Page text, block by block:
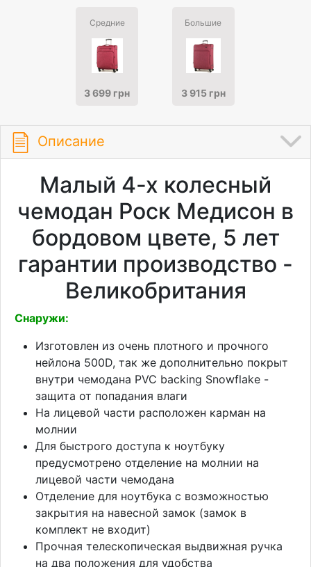
Средние
3 699 грн
Большие
3 915 грн
Описание
Малый 4-х колесный
чемодан Роск Медисон в
бордовом цвете, 5 лет
гарантии производство -
Великобритания
Снаружи:
Изготовлен из очень плотного и прочного
нейлона 500D, так же дополнительно покрыт
внутри чемодана PVC backing Snowflake -
защита от попадания влаги
На лицевой части расположен карман на
молнии
Для быстрого доступа к ноутбуку
предусмотрено отделение на молнии на
лицевой части чемодана
Отделение для ноутбука с возможностью
закрытия на навесной замок (замок в
комплект не входит)
Прочная телескопическая выдвижная ручка
на два положения для удобства